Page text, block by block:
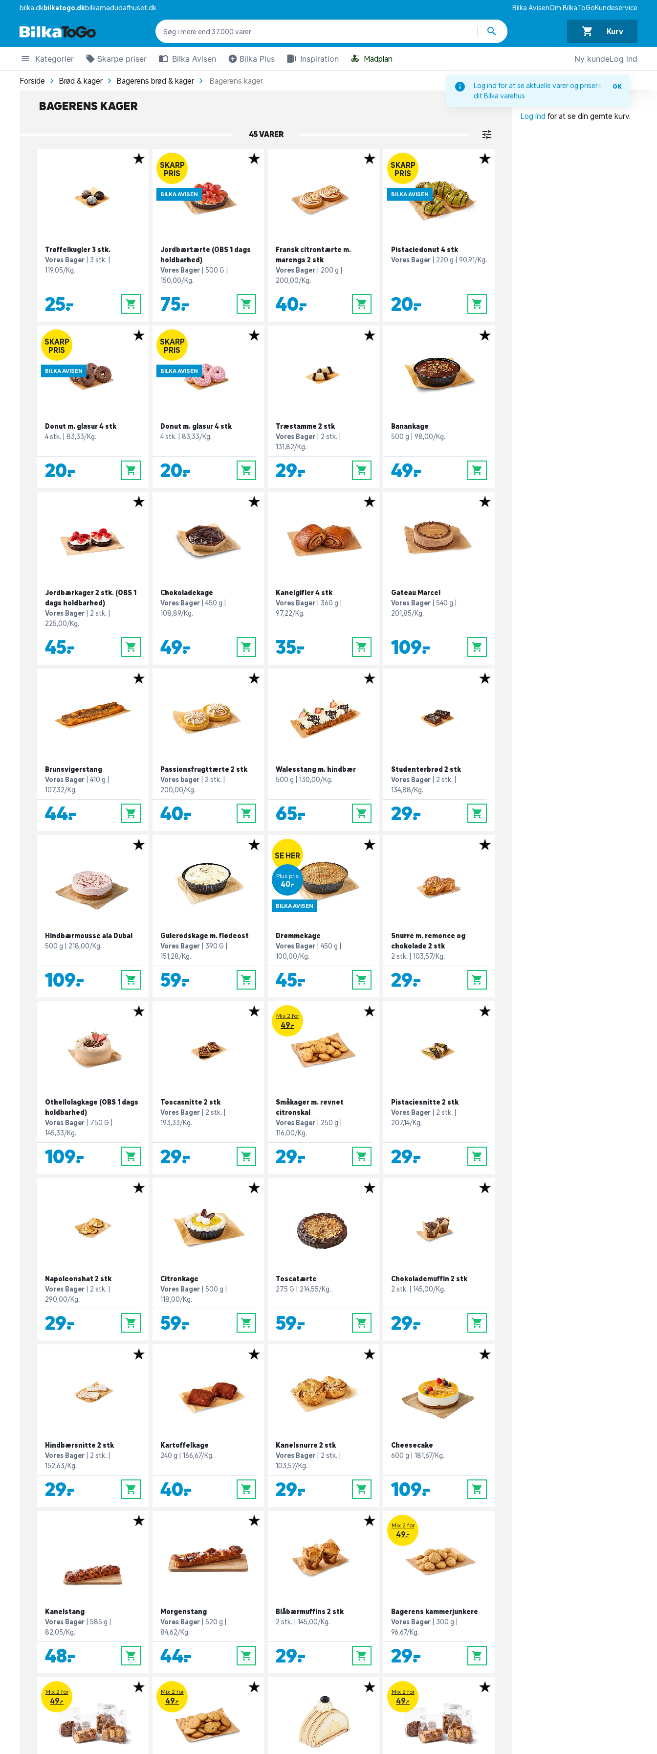
Log ind for at se aktuelle varer og priser i
dit Bilka varehus
OK
bilka.dkbilkatogo.dkbilkamadudafhuset.dk Bilka AvisenOm BilkaToGoKundeservice
Kurv
Kategorier Skarpe priser Bilka Avisen Bilka Plus Inspiration 🍝 Madplan Ny kundeLog ind
Log ind for at se din gemte kurv.
Forside Brød & kager Bagerens brød & kager Bagerens kager
BAGERENS KAGER
45 VARER
Trøffelkugler 3 stk.
Vores Bager
3 stk.
119,05/Kg.
25,- 0
SKARP
PRIS
BILKA AVISEN
Jordbærtærte (OBS 1 dags
holdbarhed)
Vores Bager
500 G
150,00/Kg.
75,- 0
Fransk citrontærte m.
marengs 2 stk
Vores Bager
200 g
200,00/Kg.
40,- 0
SKARP
PRIS
BILKA AVISEN
Pistaciedonut 4 stk
Vores Bager
220 g 90,91/Kg.
20,- 0
SKARP
PRIS
BILKA AVISEN
Donut m. glasur 4 stk
4 stk.
83,33/Kg.
20,- 0
SKARP
PRIS
BILKA AVISEN
Donut m. glasur 4 stk
4 stk.
83,33/Kg.
20,- 0
Træstamme 2 stk
Vores Bager
2 stk.
131,82/Kg.
29,- 0
Banankage
500 g
98,00/Kg.
49,- 0
Jordbærkager 2 stk. (OBS 1
dags holdbarhed)
Vores Bager
2 stk.
225,00/Kg.
45,- 0
Chokoladekage
Vores Bager
450 g
108,89/Kg.
49,- 0
Kanelgifler 4 stk
Vores Bager
360 g
97,22/Kg.
35,- 0
Gateau Marcel
Vores Bager
540 g
201,85/Kg.
109,- 0
Brunsvigerstang
Vores Bager
410 g
107,32/Kg.
44,- 0
Passionsfrugttærte 2 stk
Vores bager
2 stk.
200,00/Kg.
40,- 0
Walesstang m. hindbær
500 g
130,00/Kg.
65,- 0
Studenterbrød 2 stk
Vores Bager
2 stk.
134,88/Kg.
29,- 0
Hindbærmousse ala Dubai
500 g
218,00/Kg.
109,- 0
Gulerodskage m. flødeost
Vores Bager
390 G
151,28/Kg.
59,- 0
SE HER
Plus pris
40,-
BILKA AVISEN
Drømmekage
Vores Bager
450 g
100,00/Kg.
45,- 0
Snurre m. remonce og
chokolade 2 stk
2 stk.
103,57/Kg.
29,- 0
Othellolagkage (OBS 1 dags
holdbarhed)
Vores Bager
750 G
145,33/Kg.
109,- 0
Toscasnitte 2 stk
Vores Bager
2 stk.
193,33/Kg.
29,- 0
Mix 2 for
49.-
Småkager m. revnet
citronskal
Vores Bager
250 g
116,00/Kg.
29,- 0
Pistaciesnitte 2 stk
Vores Bager
2 stk.
207,14/Kg.
29,- 0
Napoleonshat 2 stk
Vores Bager
2 stk.
290,00/Kg.
29,- 0
Citronkage
Vores Bager
500 g
118,00/Kg.
59,- 0
Toscatærte
275 G
214,55/Kg.
59,- 0
Chokolademuffin 2 stk
2 stk.
145,00/Kg.
29,- 0
Hindbærsnitte 2 stk
Vores Bager
2 stk.
152,63/Kg.
29,- 0
Kartoffelkage
240 g
166,67/Kg.
40,- 0
Kanelsnurre 2 stk
Vores Bager
2 stk.
103,57/Kg.
29,- 0
Cheesecake
600 g
181,67/Kg.
109,- 0
Kanelstang
Vores Bager
585 g
82,05/Kg.
48,- 0
Morgenstang
Vores Bager
520 g
84,62/Kg.
44,- 0
Blåbærmuffins 2 stk
2 stk.
145,00/Kg.
29,- 0
Mix 2 for
49.-
Bagerens kammerjunkere
Vores Bager
300 g
96,67/Kg.
29,- 0
Mix 2 for
49.-
Mix 2 for
49.-
Mix 2 for
49.-